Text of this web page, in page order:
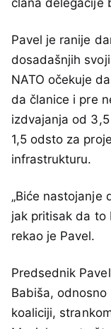
Pavel je ranije
dosadašnjih
NATO očekuje
da članice i pre
izdvajanja od
1,5 odsto za
infrastrukturu.
„Biće nastojanje
jak pritisak da to
rekao je Pavel.
Predsednik
Babiša,
koaliciji,